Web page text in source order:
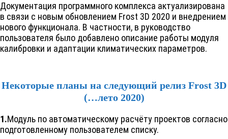
Документация программного комплекса актуализирована
в связи с новым обновлением Frost 3D 2020 и внедрением
нового функционала. В частности, в руководство
пользователя было добавлено описание работы модуля
калибровки и адаптации климатических параметров.
Некоторые планы на следующий релиз Frost 3D
(…лето 2020)
1.Модуль по автоматическому расчёту проектов согласно
подготовленному пользователем списку.